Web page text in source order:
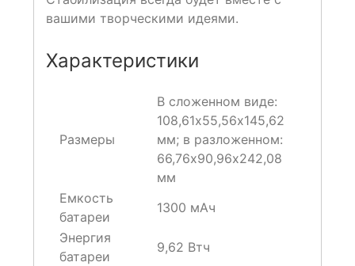
вашими творческими идеями.
Характеристики
Размеры
В сложенном виде:
108,61х55,56х145,62
мм; в разложенном:
66,76х90,96х242,08
мм
Емкость
батареи
1300 мАч
Энергия
батареи
9,62 Втч